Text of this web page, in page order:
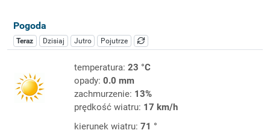
Pogoda
Teraz Dzisiaj Jutro Pojutrze
temperatura: 23 °C
opady: 0.0 mm
zachmurzenie: 13%
prędkość wiatru: 17 km/h
kierunek wiatru: 71 °